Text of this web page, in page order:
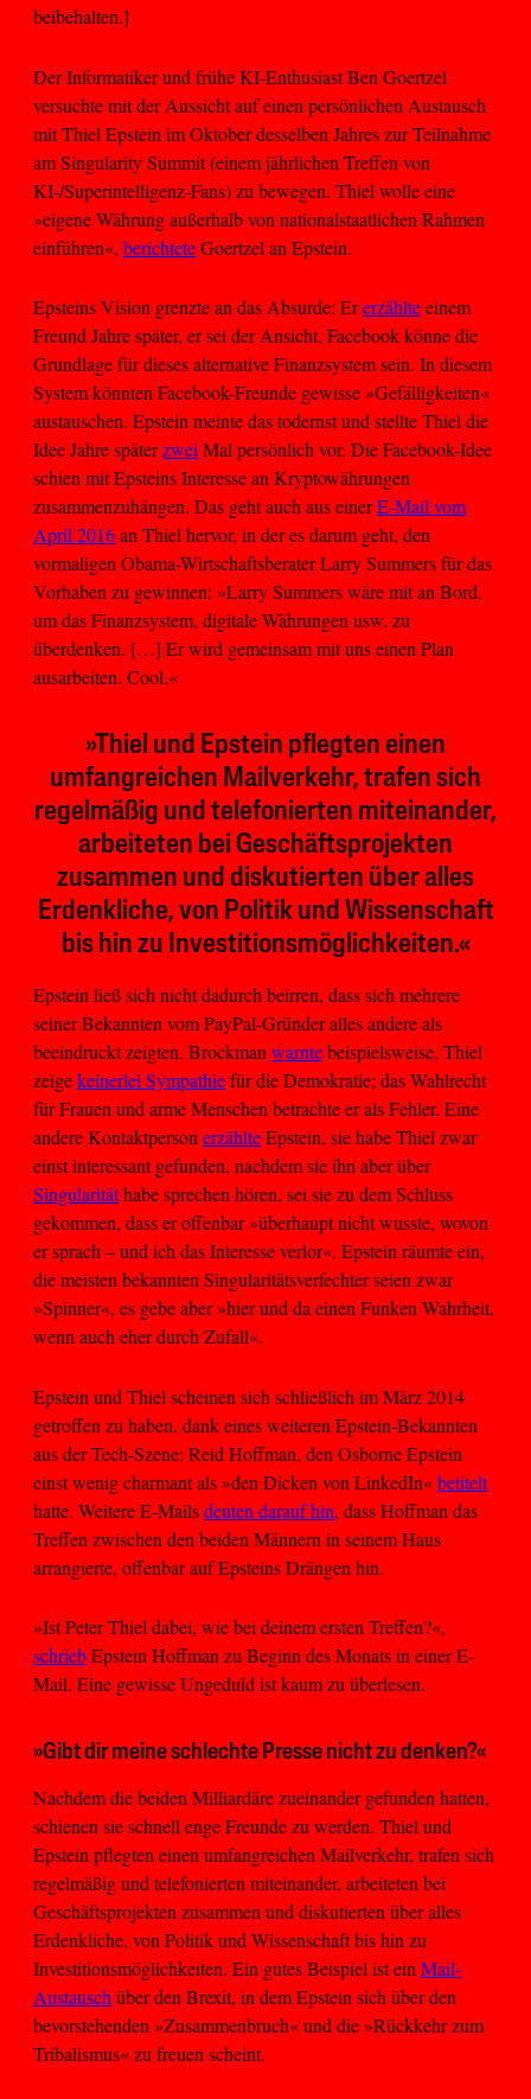
beibehalten.]
Der Informatiker und frühe KI-Enthusiast Ben Goertzel
versuchte mit der Aussicht auf einen persönlichen Austausch
mit Thiel Epstein im Oktober desselben Jahres zur Teilnahme
am Singularity Summit (einem jährlichen Treffen von
KI-/Superintelligenz-Fans) zu bewegen. Thiel wolle eine
»eigene Währung außerhalb von nationalstaatlichen Rahmen
einführen«, berichteteGoertzel an Epstein.
Epsteins Vision grenzte an das Absurde: Ererzählteeinem
Freund Jahre später, er sei der Ansicht, Facebook könne die
Grundlage für dieses alternative Finanzsystem sein. In diesem
System könnten Facebook-Freunde gewisse »Gefälligkeiten«
austauschen. Epstein meinte das todernst und stellte Thiel die
Idee Jahre späterzwei Mal persönlich vor. Die Facebook-Idee
schien mit Epsteins Interesse an Kryptowährungen
zusammenzuhängen. Das geht auch aus einerE-Mail vom
April 2016an Thiel hervor, in der es darum geht, den
vormaligen Obama-Wirtschaftsberater Larry Summers für das
Vorhaben zu gewinnen: »Larry Summers wäre mit an Bord,
um das Finanzsystem, digitale Währungen usw. zu
überdenken. […] Er wird gemeinsam mit uns einen Plan
ausarbeiten. Cool.«
»Thiel und Epstein pflegten einen
umfangreichen Mailverkehr, trafen sich
regelmäßig und telefonierten miteinander,
arbeiteten bei Geschäftsprojekten
zusammen und diskutierten über alles
Erdenkliche, von Politik und Wissenschaft
bis hin zu Investitionsmöglichkeiten.«
Epstein ließ sich nicht dadurch beirren, dass sich mehrere
seiner Bekannten vom PayPal-Gründer alles andere als
beeindruckt zeigten. Brockman warntebeispielsweise, Thiel
zeigekeinerlei Sympathiefür die Demokratie; das Wahlrecht
für Frauen und arme Menschen betrachte er als Fehler. Eine
andere Kontaktperson erzählteEpstein, sie habe Thiel zwar
einst interessant gefunden, nachdem sie ihn aber über
Singularitäthabe sprechen hören, sei sie zu dem Schluss
gekommen, dass er offenbar »überhaupt nicht wusste, wovon
er sprach – und ich das Interesse verlor«. Epstein räumte ein,
die meisten bekannten Singularitätsverfechter seien zwar
»Spinner«, es gebe aber »hier und da einen Funken Wahrheit,
wenn auch eher durch Zufall«.
Epstein und Thiel scheinen sich schließlich im März 2014
getroffen zu haben, dank eines weiteren Epstein-Bekannten
aus der Tech-Szene: Reid Hoffman, den Osborne Epstein
einst wenig charmant als »den Dicken von LinkedIn«betitelt
hatte. Weitere E-Mailsdeuten darauf hin, dass Hoffman das
Treffen zwischen den beiden Männern in seinem Haus
arrangierte, offenbar auf Epsteins Drängen hin.
»Ist Peter Thiel dabei, wie bei deinem ersten Treffen?«,
schriebEpstein Hoffman zu Beginn des Monats in einer E-
Mail. Eine gewisse Ungeduld ist kaum zu überlesen.
»Gibt dir meine schlechte Presse nicht zu denken?«
Nachdem die beiden Milliardäre zueinander gefunden hatten,
schienen sie schnell enge Freunde zu werden. Thiel und
Epstein pflegten einen umfangreichen Mailverkehr, trafen sich
regelmäßig und telefonierten miteinander, arbeiteten bei
Geschäftsprojekten zusammen und diskutierten über alles
Erdenkliche, von Politik und Wissenschaft bis hin zu
Investitionsmöglichkeiten. Ein gutes Beispiel ist ein Mail-
Austausch über den Brexit, in dem Epstein sich über den
bevorstehenden »Zusammenbruch« und die »Rückkehr zum
Tribalismus« zu freuen scheint.